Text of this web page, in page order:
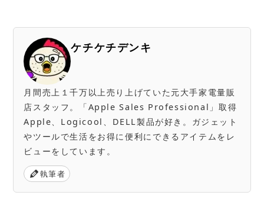
ケチケチデンキ
月間売上１千万以上売り上げていた元大手家電量販
店スタッフ。「Apple Sales Professional」取得
Apple、Logicool、DELL製品が好き。ガジェット
やツールで生活をお得に便利にできるアイテムをレ
ビューをしています。
執筆者